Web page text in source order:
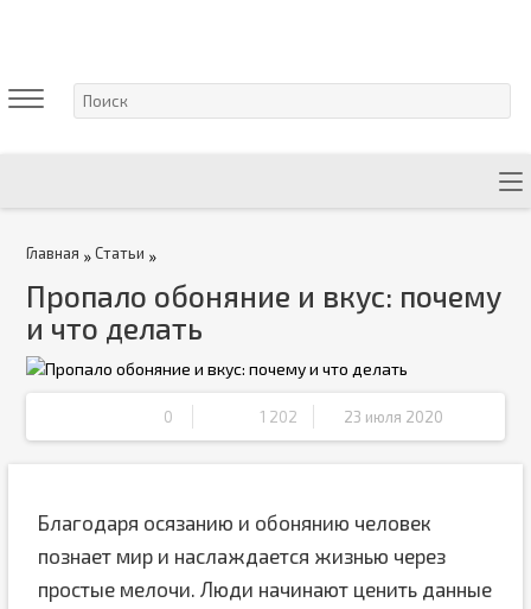
Главная »Статьи »
Пропало обоняние и вкус: почему
и что делать
0 1 202 23 июля 2020
Благодаря осязанию и обонянию человек
познает мир и наслаждается жизнью через
простые мелочи. Люди начинают ценить данные